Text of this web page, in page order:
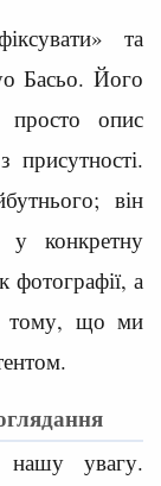
та
Басьо. Його
опис
присутності.
він
у конкретну
а
тому, що ми
увагу.